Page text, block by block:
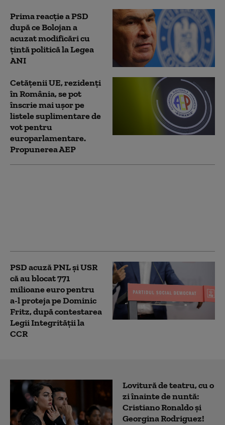
Prima reacție a PSD
după ce Bolojan a
acuzat modificări cu
țintă politică la Legea
ANI
Cetățenii UE, rezidenți
în România, se pot
înscrie mai ușor pe
listele suplimentare de
vot pentru
europarlamentare.
Propunerea AEP
PSD acuză PNL şi USR
că au blocat 771
milioane euro pentru
a-l proteja pe Dominic
Fritz, după contestarea
Legii Integrității la
CCR
Lovitură de teatru, cu o
zi înainte de nuntă:
Cristiano Ronaldo și
Georgina Rodriguez!